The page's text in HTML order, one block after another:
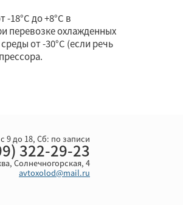
18°С до +8°С в
перевозке охлажденных
от -30°С (если речь
9 до 18, Cб: по записи
322-29-23
Солнечногорская, 4
avtoxolod@mail.ru